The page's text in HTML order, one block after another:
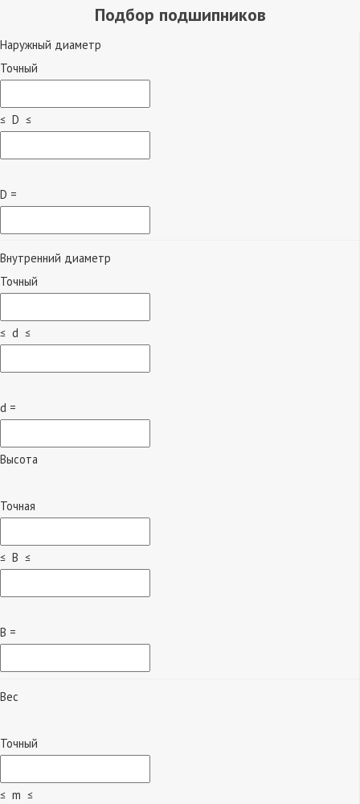
Подбор подшипников
Наружный диаметр
Точный
≤ D ≤
D =
Внутренний диаметр
Точный
≤ d ≤
d =
Высота
Точная
≤ B ≤
B =
Вес
Точный
≤ m ≤